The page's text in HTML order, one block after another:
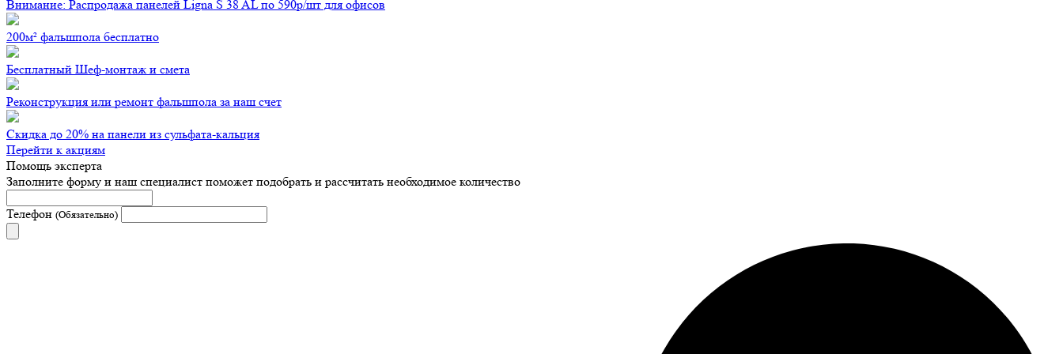
Внимание: Распродажа панелей Ligna S 38 AL по 590р/шт для офисов
200м² фальшпола бесплатно
Бесплатный Шеф-монтаж и смета
Реконструкция или ремонт фальшпола за наш счет
Скидка до 20% на панели из сульфата-кальция
Перейти к акциям
Помощь эксперта
Заполните форму и наш специалист поможет подобрать и рассчитать необходимое количество
Телефон (Обязательно)